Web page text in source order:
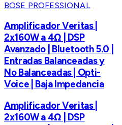
BOSE PROFESSIONAL
Amplificador Veritas |
2x160W a 4Ω | DSP
Avanzado | Bluetooth 5.0 |
Entradas Balanceadas y
No Balanceadas | Opti-
Voice | Baja Impedancia
Amplificador Veritas |
2x160W a 4Ω | DSP